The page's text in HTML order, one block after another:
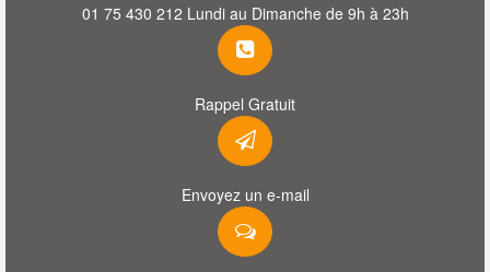
01 75 430 212 Lundi au Dimanche de 9h à 23h
Rappel Gratuit
Envoyez un e-mail